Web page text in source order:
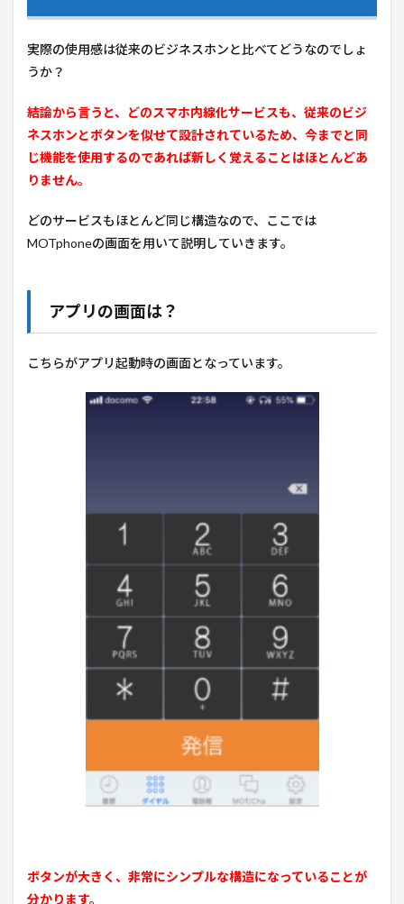
実際の使用感は従来のビジネスホンと比べてどうなのでしょ
うか？
結論から言うと、どのスマホ内線化サービスも、従来のビジ
ネスホンとボタンを似せて設計されているため、今までと同
じ機能を使用するのであれば新しく覚えることはほとんどあ
りません。
どのサービスもほとんど同じ構造なので、ここでは
MOTphoneの画面を用いて説明していきます。
アプリの画面は？
こちらがアプリ起動時の画面となっています。
ボタンが大きく、非常にシンプルな構造になっていることが
分かります。